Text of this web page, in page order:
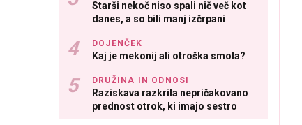
Starši nekoč niso spali nič več kot
danes, a so bili manj izčrpani
DOJENČEK
Kaj je mekonij ali otroška smola?
DRUŽINA IN ODNOSI
Raziskava razkrila nepričakovano
prednost otrok, ki imajo sestro